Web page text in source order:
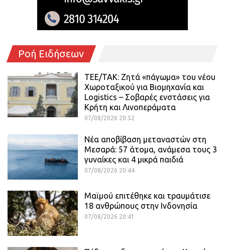
Ροή Ειδήσεων
ΤΕΕ/ΤΑΚ: Ζητά «πάγωμα» του νέου
Χωροταξικού για Βιομηχανία και
Logistics – Σοβαρές ενστάσεις για
Κρήτη και Λινοπεράματα
07/08/2026 20:52
Νέα αποβίβαση μεταναστών στη
Μεσαρά: 57 άτομα, ανάμεσα τους 3
γυναίκες και 4 μικρά παιδιά
07/08/2026 20:44
Μαϊμού επιτέθηκε και τραυμάτισε
18 ανθρώπους στην Ινδονησία
07/08/2026 20:41